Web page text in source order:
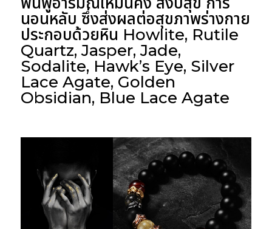
นอนหลับ ซึ่งส่งผลต่อสุขภาพร่างกาย
ประกอบด้วยหิน Howlite, Rutile
Quartz, Jasper, Jade,
Sodalite, Hawk’s Eye, Silver
Lace Agate, Golden
Obsidian, Blue Lace Agate